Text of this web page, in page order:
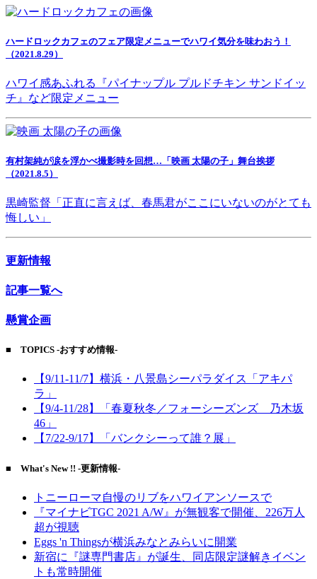
ハードロックカフェのフェア限定メニューでハワイ気分を味わおう！
（2021.8.29）
ハワイ感あふれる『パイナップル プルドチキン サンドイッ
チ』など限定メニュー
有村架純が涙を浮かべ撮影時を回想…「映画 太陽の子」舞台挨拶
（2021.8.5）
黒崎監督「正直に言えば、春馬君がここにいないのがとても
悔しい」
更新情報
記事一覧へ
懸賞企画
■ TOPICS -おすすめ情報-
【9/11-11/7】横浜・八景島シーパラダイス「アキパ
ラ」
【9/4-11/28】「春夏秋冬／フォーシーズンズ 乃木坂
46」
【7/22-9/17】「バンクシーって誰？展」
■ What's New !! -更新情報-
トニーローマ自慢のリブをハワイアンソースで
『マイナビTGC 2021 A/W』が無観客で開催、226万人
超が視聴
Eggs 'n Thingsが横浜みなとみらいに開業
新宿に『謎専門書店』が誕生、同店限定謎解きイベン
トも常時開催